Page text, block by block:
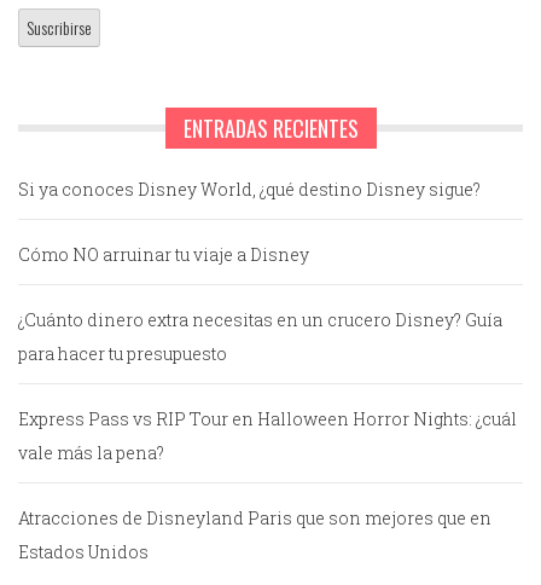
ENTRADAS RECIENTES
Si ya conoces Disney World, ¿qué destino Disney sigue?
Cómo NO arruinar tu viaje a Disney
¿Cuánto dinero extra necesitas en un crucero Disney? Guía
para hacer tu presupuesto
Express Pass vs RIP Tour en Halloween Horror Nights: ¿cuál
vale más la pena?
Atracciones de Disneyland Paris que son mejores que en
Estados Unidos